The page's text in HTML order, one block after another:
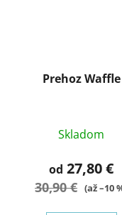
Prehoz Waffle
Skladom
od 27,80 €
30,90 € (až –10